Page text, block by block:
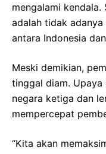
mengalami kendala.
adalah tidak
antara Indonesia
Meski demikian,
tinggal diam. Upaya
negara ketiga dan
mempercepat
“Kita akan